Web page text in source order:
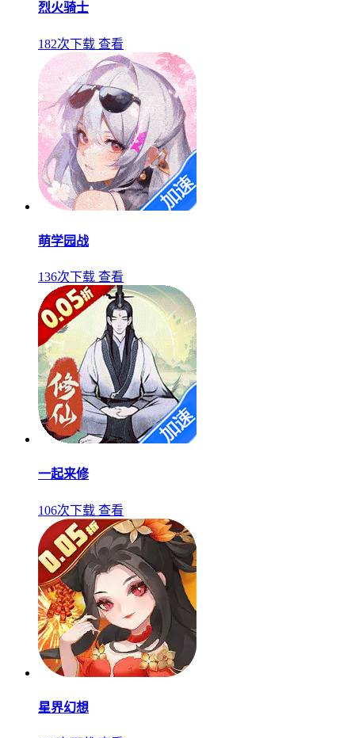
烈火骑士
182次下载 查看
萌学园战
136次下载 查看
一起来修
106次下载 查看
星界幻想